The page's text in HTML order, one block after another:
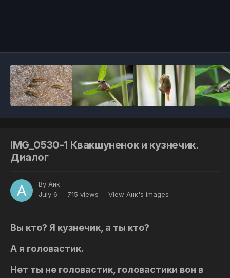
IMG_0530-1 Квакшуненок и кузнечик.
Диалог
By Анк
July 6
715 views View Анк's images
Вы кто? Я кузнечик, а ты кто?
А я головастик.
Нет ты не головастик, головастики вон в